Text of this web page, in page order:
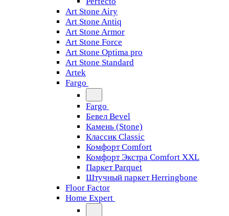
Art Stone Airy
Art Stone Antiq
Art Stone Armor
Art Stone Force
Art Stone Optima pro
Art Stone Standard
Artek
Fargo
Fargo
Бевел Bevel
Камень (Stone)
Классик Classic
Комфорт Comfort
Комфорт Экстра Comfort XXL
Паркет Parquet
Штучный паркет Herringbone
Floor Factor
Home Expert